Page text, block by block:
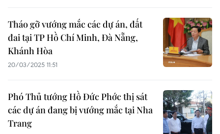
Tháo gỡ vướng mắc các dự án, đất
đai tại TP Hồ Chí Minh, Đà Nẵng,
Khánh Hòa
20/03/2025 11:51
Phó Thủ tướng Hồ Đức Phớc thị sát
các dự án đang bị vướng mắc tại Nha
Trang